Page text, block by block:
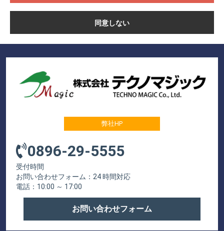
同意しない
弊社HP
0896-29-5555
受付時間
お問い合わせフォーム：24 時間対応
電話：10:00 ～ 17:00
お問い合わせフォーム